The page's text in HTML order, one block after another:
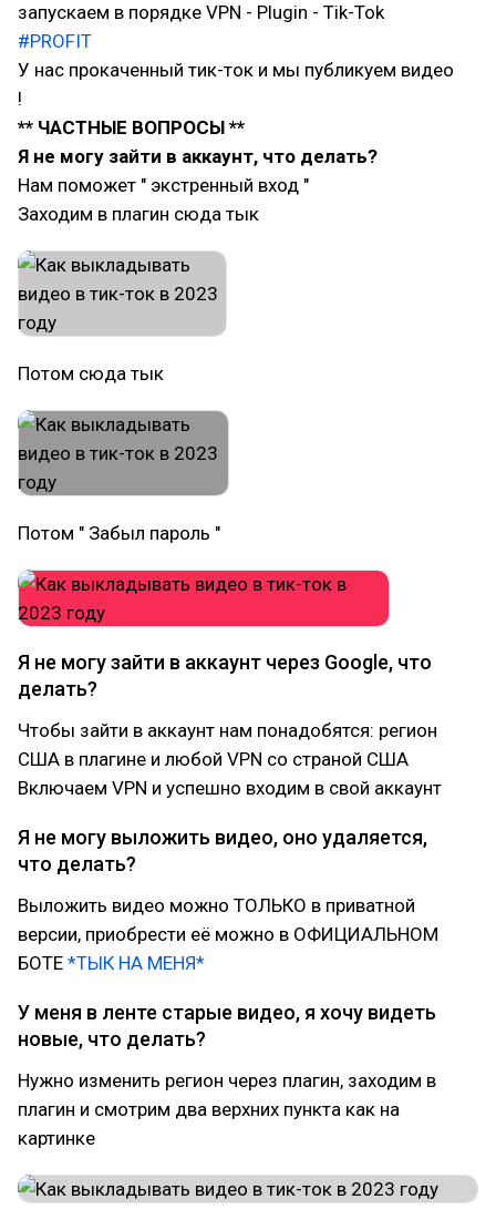
запускаем в порядке VPN - Plugin - Tik-Tok
#PROFIT
У нас прокаченный тик-ток и мы публикуем видео
!
** ЧАСТНЫЕ ВОПРОСЫ **
Я не могу зайти в аккаунт, что делать?
Нам поможет " экстренный вход "
Заходим в плагин сюда тык
Потом сюда тык
Потом " Забыл пароль "
Я не могу зайти в аккаунт через Google, что
делать?
Чтобы зайти в аккаунт нам понадобятся: регион
США в плагине и любой VPN со страной США
Включаем VPN и успешно входим в свой аккаунт
Я не могу выложить видео, оно удаляется,
что делать?
Выложить видео можно ТОЛЬКО в приватной
версии, приобрести её можно в ОФИЦИАЛЬНОМ
БОТЕ *ТЫК НА МЕНЯ*
У меня в ленте старые видео, я хочу видеть
новые, что делать?
Нужно изменить регион через плагин, заходим в
плагин и смотрим два верхних пункта как на
картинке